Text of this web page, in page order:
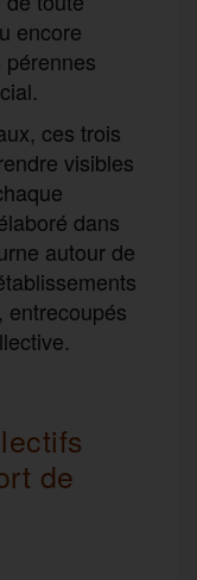
encore
pérennes
ces trois
visibles
dans
autour de
entrecoupés
de